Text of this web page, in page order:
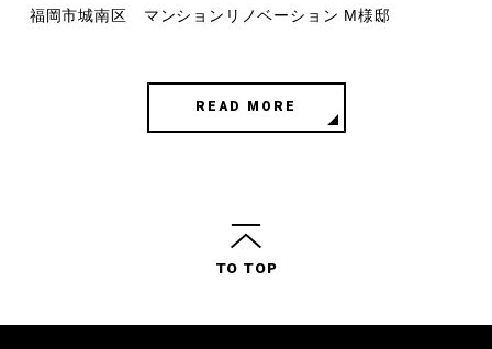
福岡市城南区 マンションリノベーション M様邸
READ MORE
TO TOP